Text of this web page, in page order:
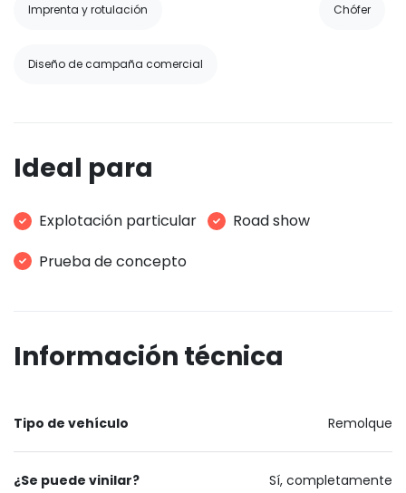
Imprenta y rotulación Chófer
Diseño de campaña comercial
Ideal para
Explotación particular
Road show
Prueba de concepto
Información técnica
Tipo de vehículo Remolque
¿Se puede vinilar? Sí, completamente